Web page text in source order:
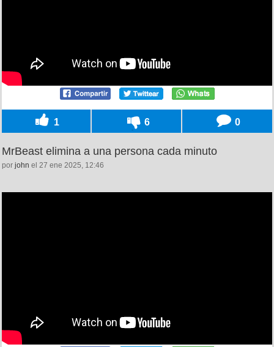
1 6 0
MrBeast elimina a una persona cada minuto
por john el 27 ene 2025, 12:46